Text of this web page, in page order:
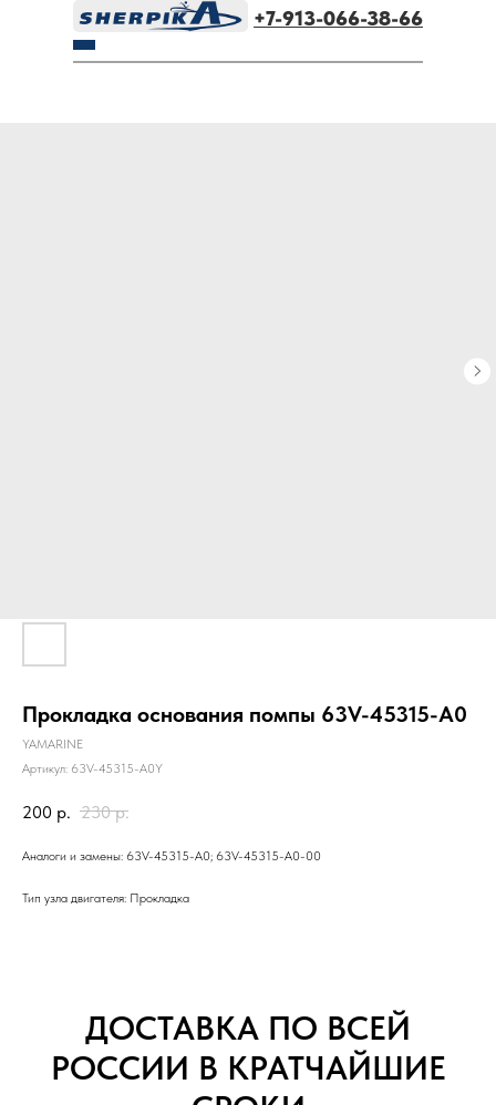
+7-913-066-38-66
Прокладка основания помпы 63V-45315-A0
YAMARINE
Артикул: 63V-45315-A0Y
200 р. 230 р.
Аналоги и замены: 63V-45315-A0; 63V-45315-A0-00
Тип узла двигателя: Прокладка
ДОСТАВКА ПО ВСЕЙ
РОССИИ В КРАТЧАЙШИЕ